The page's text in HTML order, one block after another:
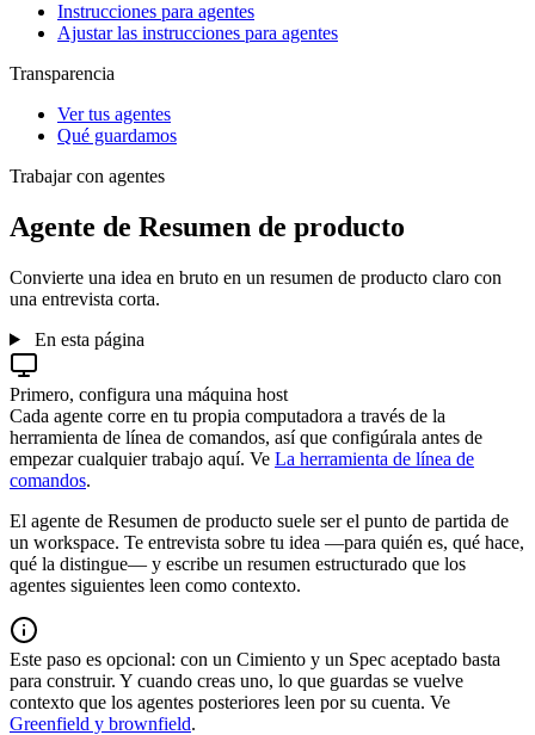
Instrucciones para agentes
Ajustar las instrucciones para agentes
Transparencia
Ver tus agentes
Qué guardamos
Trabajar con agentes
Agente de Resumen de producto
Convierte una idea en bruto en un resumen de producto claro con
una entrevista corta.
En esta página
Primero, configura una máquina host
Cada agente corre en tu propia computadora a través de la
herramienta de línea de comandos, así que configúrala antes de
empezar cualquier trabajo aquí. Ve La herramienta de línea de
comandos.
El agente de Resumen de producto suele ser el punto de partida de
un workspace. Te entrevista sobre tu idea —para quién es, qué hace,
qué la distingue— y escribe un resumen estructurado que los
agentes siguientes leen como contexto.
Este paso es opcional: con un Cimiento y un Spec aceptado basta
para construir. Y cuando creas uno, lo que guardas se vuelve
contexto que los agentes posteriores leen por su cuenta. Ve
Greenfield y brownfield.